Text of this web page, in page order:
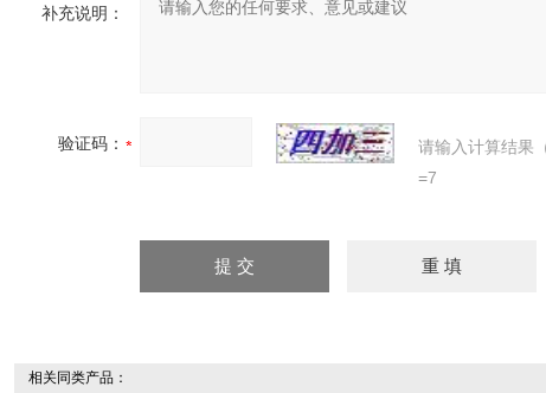
补充说明：
验证码：
请输入计算结果
=7
相关同类产品：